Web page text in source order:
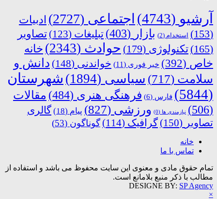
آرشیو (4743) اجتماعی (2727)
ادبیات
(153)
استخدام (2) بازار (403) تبلیغات (123)
تصاویر
(165)
تکنولوژی (179) حوادث (2343)
خانه
خاص (392) خبر فوری (11) خواندنی (148)
دانش و
سلامت (717) سیاسی (1894)
شهرستان
(5844)
فارس (6) فرهنگی هنری (484)
مقالات
(506)
نیازمندی ها (0) ورزشی (827) پیام (18)
گالری
تصاویر (150) گرافیک (114) گوناگون (53)
خانه
تماس با ما
تمام حقوق مادی و معنوی این سایت محفوظ می باشد و استفاده از
مطالب با ذکر منبع بلامانع است.
DESIGNE BY: SP Agency
×